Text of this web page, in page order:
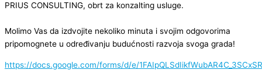
PRIUS CONSULTING, obrt za konzalting usluge.
Molimo Vas da izdvojite nekoliko minuta i svojim odgovorima
pripomognete u određivanju budućnosti razvoja svoga grada!
https://docs.google.com/forms/d/e/